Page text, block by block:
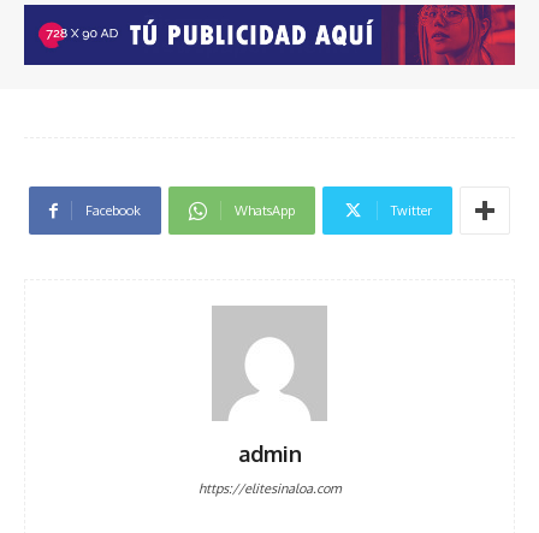
Facebook WhatsApp Twitter
admin
https://elitesinaloa.com